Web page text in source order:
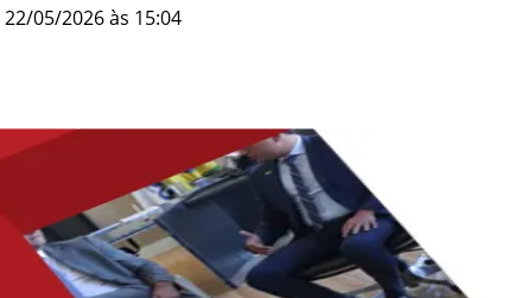
22/05/2026 às 15:04